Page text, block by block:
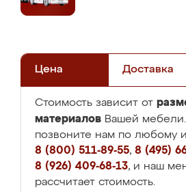
Цена Доставка
Стоимость зависит от
материалов Вашей
позвоните нам по любому
8 (800) 511-89-55, 8 (495)
8 (926) 409-68-13, и наш
рассчитает стоимость.